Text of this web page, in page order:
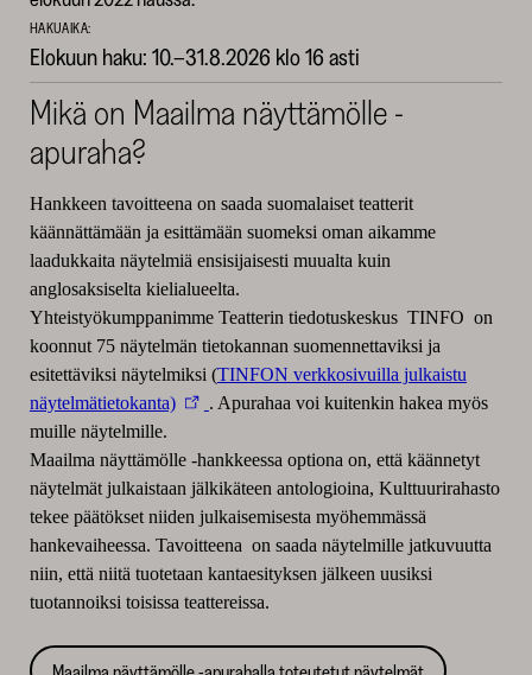
HAKUAIKA:
Elokuun haku: 10.–31.8.2026 klo 16 asti
Mikä on Maailma näyttämölle -
apuraha?
Hankkeen tavoitteena on saada suomalaiset teatterit
käännättämään ja esittämään suomeksi oman aikamme
laadukkaita näytelmiä ensisijaisesti muualta kuin
anglosaksiselta kielialueelta.
Yhteistyökumppanimme Teatterin tiedotuskeskus TINFO on
koonnut 75 näytelmän tietokannan suomennettaviksi ja
esitettäviksi näytelmiksi (TINFON verkkosivuilla julkaistu
näytelmätietokanta)
. Apurahaa voi kuitenkin hakea myös
muille näytelmille.
Maailma näyttämölle -hankkeessa optiona on, että käännetyt
näytelmät julkaistaan jälkikäteen antologioina, Kulttuurirahasto
tekee päätökset niiden julkaisemisesta myöhemmässä
hankevaiheessa. Tavoitteena on saada näytelmille jatkuvuutta
niin, että niitä tuotetaan kantaesityksen jälkeen uusiksi
tuotannoiksi toisissa teattereissa.